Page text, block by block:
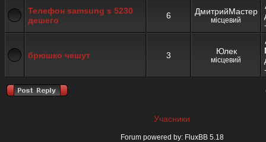
Телефон samsung s 5230
дешего
6 ДмитрийМастер
місцевий
брюшко чешут 3 Юлек
місцевий
Учасники
Forum powered by: FluxBB 5.18